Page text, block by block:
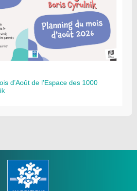
d’Août de l’Espace des 1000